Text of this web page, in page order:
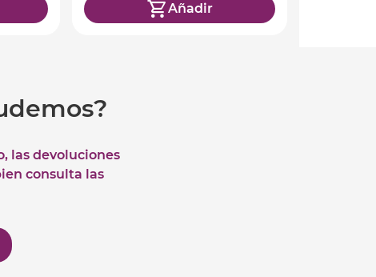
Añadir
las devoluciones
consulta las